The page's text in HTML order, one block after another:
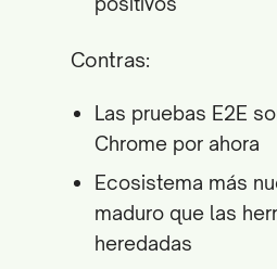
Contras:
Las pruebas E2E
Chrome por ahora
Ecosistema más
maduro que las
heredadas